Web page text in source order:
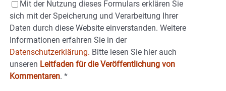
Mit der Nutzung dieses Formulars erklären Sie
sich mit der Speicherung und Verarbeitung Ihrer
Daten durch diese Website einverstanden. Weitere
Informationen erfahren Sie in der
Datenschutzerklärung. Bitte lesen Sie hier auch
unseren Leitfaden für die Veröffentlichung von
Kommentaren. *